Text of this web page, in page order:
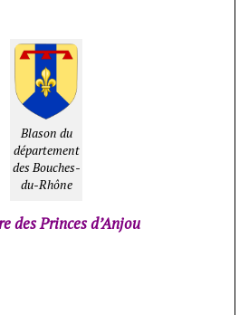
Blason du
département
des Bouches-
du-Rhône
des Princes d’Anjou